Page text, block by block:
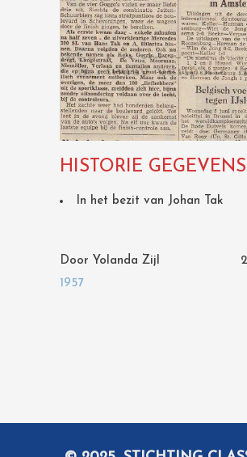
HISTORIE
In het bezit van Johan Tak
Door Yolanda Zijl
1957